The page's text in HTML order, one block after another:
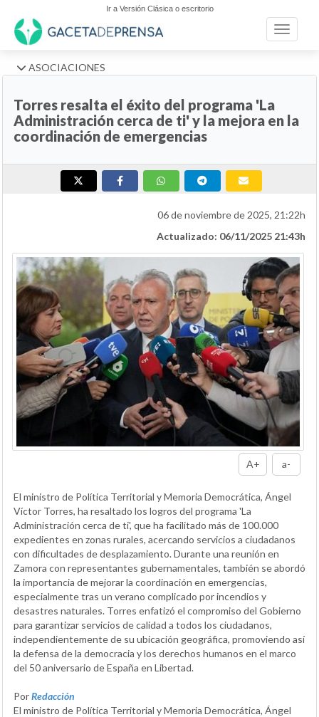
Ir a Versión Clásica o escritorio
Toggle
ASOCIACIONES
Torres resalta el éxito del programa 'La
Administración cerca de ti' y la mejora en la
coordinación de emergencias
06 de noviembre de 2025, 21:22h
Actualizado: 06/11/2025 21:43h
A+ a-
El ministro de Política Territorial y Memoria Democrática, Ángel
Víctor Torres, ha resaltado los logros del programa 'La
Administración cerca de ti', que ha facilitado más de 100.000
expedientes en zonas rurales, acercando servicios a ciudadanos
con dificultades de desplazamiento. Durante una reunión en
Zamora con representantes gubernamentales, también se abordó
la importancia de mejorar la coordinación en emergencias,
especialmente tras un verano complicado por incendios y
desastres naturales. Torres enfatizó el compromiso del Gobierno
para garantizar servicios de calidad a todos los ciudadanos,
independientemente de su ubicación geográfica, promoviendo así
la defensa de la democracia y los derechos humanos en el marco
del 50 aniversario de España en Libertad.
PorRedacción
El ministro de Política Territorial y Memoria Democrática, Ángel